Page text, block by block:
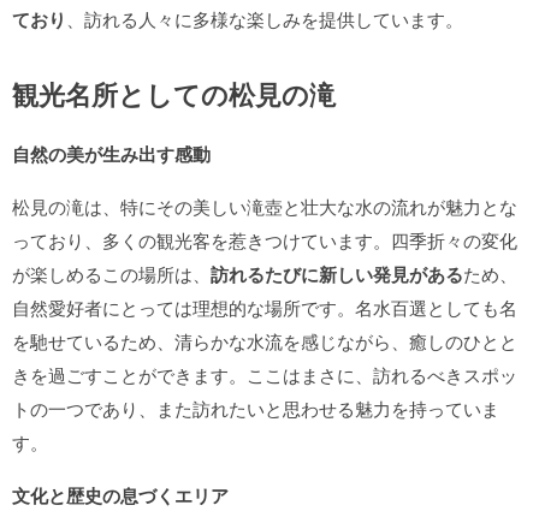
ており
、訪れる人々に多様な楽しみを提供しています。
観光名所としての松見の滝
自然の美が生み出す感動
松見の滝は、特にその美しい滝壺と壮大な水の流れが魅力とな
っており、多くの観光客を惹きつけています。四季折々の変化
が楽しめるこの場所は、 訪れるたびに新しい発見があるため、
自然愛好者にとっては理想的な場所です。名水百選としても名
を馳せているため、清らかな水流を感じながら、癒しのひとと
きを過ごすことができます。ここはまさに、訪れるべきスポッ
トの一つであり、また訪れたいと思わせる魅力を持っていま
す。
文化と歴史の息づくエリア